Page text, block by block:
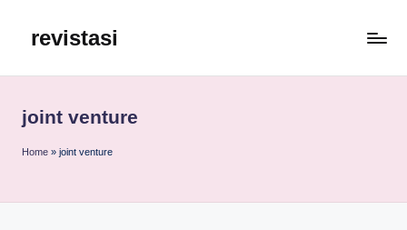
revistasi
melhor
mais
joint venture
Home » joint venture